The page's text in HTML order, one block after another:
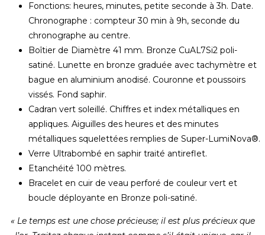
Fonctions: heures, minutes, petite seconde à 3h. Date.
Chronographe : compteur 30 min à 9h, seconde du
chronographe au centre.
Boîtier de Diamètre 41 mm. Bronze CuAL7Si2 poli-
satiné. Lunette en bronze graduée avec tachymètre et
bague en aluminium anodisé. Couronne et poussoirs
vissés. Fond saphir.
Cadran vert soleillé. Chiffres et index métalliques en
appliques. Aiguilles des heures et des minutes
métalliques squelettées remplies de Super-LumiNova®.
Verre Ultrabombé en saphir traité antireflet.
Etanchéité 100 mètres.
Bracelet en cuir de veau perforé de couleur vert et
boucle déployante en Bronze poli-satiné.
« Le temps est une chose précieuse; il est plus précieux que